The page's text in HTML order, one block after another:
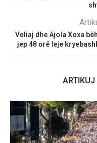
Veliaj dhe Ajola Xoxa
jep 48 orë leje
ARTIKUJ